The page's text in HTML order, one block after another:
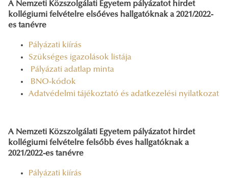
A Nemzeti Közszolgálati Egyetem pályázatot hirdet
kollégiumi felvételre elsőéves hallgatóknak a 2021/2022-
es tanévre
Pályázati kiírás
Szükséges igazolások listája
Pályázati adatlap minta
BNO-kódok
Adatvédelmi tájékoztató és adatkezelési nyilatkozat
A Nemzeti Közszolgálati Egyetem pályázatot hirdet
kollégiumi felvételre felsőbb éves hallgatóknak a
2021/2022-es tanévre
Pályázati kiírás